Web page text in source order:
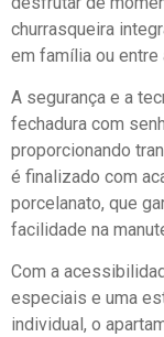
churrasqueira
em família ou entre
A segurança e a
fechadura com
proporcionando
é finalizado com
porcelanato, que
facilidade na
Com a
especiais e uma
individual, o